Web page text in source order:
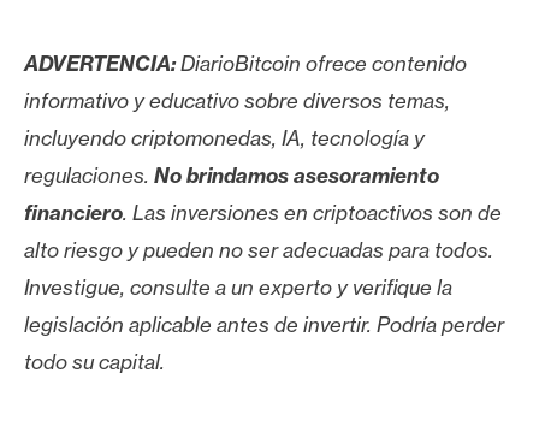
ADVERTENCIA:DiarioBitcoin ofrece contenido
informativo y educativo sobre diversos temas,
incluyendo criptomonedas, IA, tecnología y
regulaciones. No brindamos asesoramiento
financiero. Las inversiones en criptoactivos son de
alto riesgo y pueden no ser adecuadas para todos.
Investigue, consulte a un experto y verifique la
legislación aplicable antes de invertir. Podría perder
todo su capital.